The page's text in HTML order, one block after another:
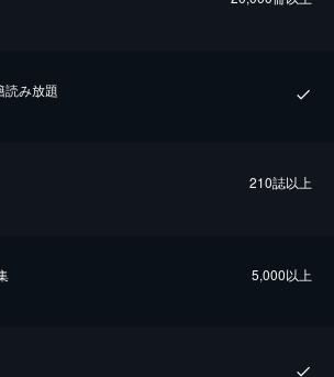
読み放題
210誌以上
5,000以上